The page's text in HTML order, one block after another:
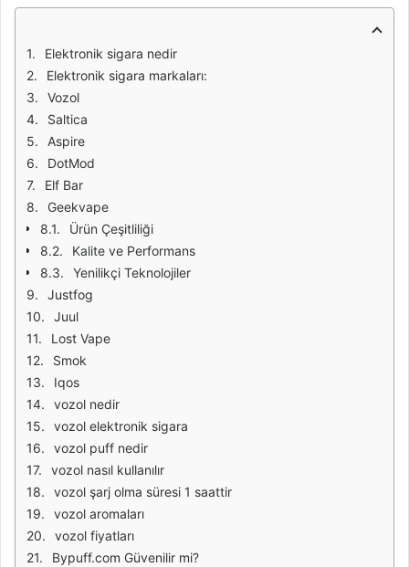
Elektronik sigara nedir
Elektronik sigara markaları:
Vozol
Saltica
Aspire
DotMod
Elf Bar
Geekvape
Ürün Çeşitliliği
Kalite ve Performans
Yenilikçi Teknolojiler
Justfog
Juul
Lost Vape
Smok
Iqos
vozol nedir
vozol elektronik sigara
vozol puff nedir
vozol nasıl kullanılır
vozol şarj olma süresi 1 saattir
vozol aromaları
vozol fiyatları
Bypuff.com Güvenilir mi?